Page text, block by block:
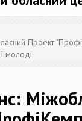
Проект
молоді